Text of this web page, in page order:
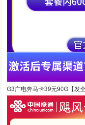
G3广电奔马卡39元90G【发全